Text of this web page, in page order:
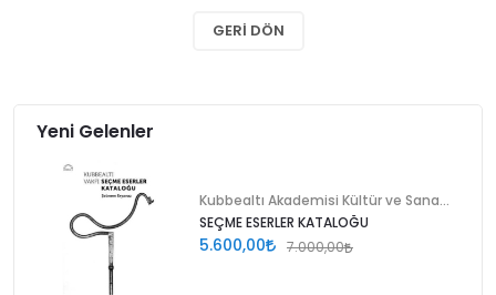
GERI DÖN
Yeni Gelenler
SEÇME ESERLER KATALOĞU
5.600,00 7.000,00